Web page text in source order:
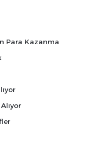
Para Kazanma